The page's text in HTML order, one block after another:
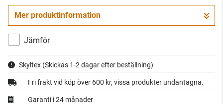
Gå till kassan
Mer produktinformation
Jämför
Skyltex (Skickas 1-2 dagar efter beställning)
Fri frakt vid köp över 600 kr, vissa produkter undantagna.
Garanti i 24 månader